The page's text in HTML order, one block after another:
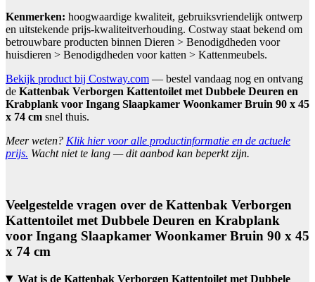
Kenmerken: hoogwaardige kwaliteit, gebruiksvriendelijk ontwerp
en uitstekende prijs-kwaliteitverhouding. Costway staat bekend om
betrouwbare producten binnen Dieren > Benodigdheden voor
huisdieren > Benodigdheden voor katten > Kattenmeubels.
Bekijk product bij Costway.com — bestel vandaag nog en ontvang
de Kattenbak Verborgen Kattentoilet met Dubbele Deuren en
Krabplank voor Ingang Slaapkamer Woonkamer Bruin 90 x 45
x 74 cm snel thuis.
Meer weten? Klik hier voor alle productinformatie en de actuele
prijs. Wacht niet te lang — dit aanbod kan beperkt zijn.
Veelgestelde vragen over de Kattenbak Verborgen
Kattentoilet met Dubbele Deuren en Krabplank
voor Ingang Slaapkamer Woonkamer Bruin 90 x 45
x 74 cm
Wat is de Kattenbak Verborgen Kattentoilet met Dubbele